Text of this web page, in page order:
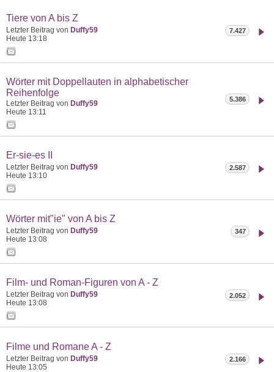
Tiere von A bis Z
Letzter Beitrag von Duffy59
Heute 13:18
7.427
Wörter mit Doppellauten in alphabetischer
Reihenfolge
Letzter Beitrag von Duffy59
Heute 13:11
5.386
Er-sie-es II
Letzter Beitrag von Duffy59
Heute 13:10
2.587
Wörter mit"ie" von A bis Z
Letzter Beitrag von Duffy59
Heute 13:08
347
Film- und Roman-Figuren von A - Z
Letzter Beitrag von Duffy59
Heute 13:08
2.052
Filme und Romane A - Z
Letzter Beitrag von Duffy59
Heute 13:05
2.166